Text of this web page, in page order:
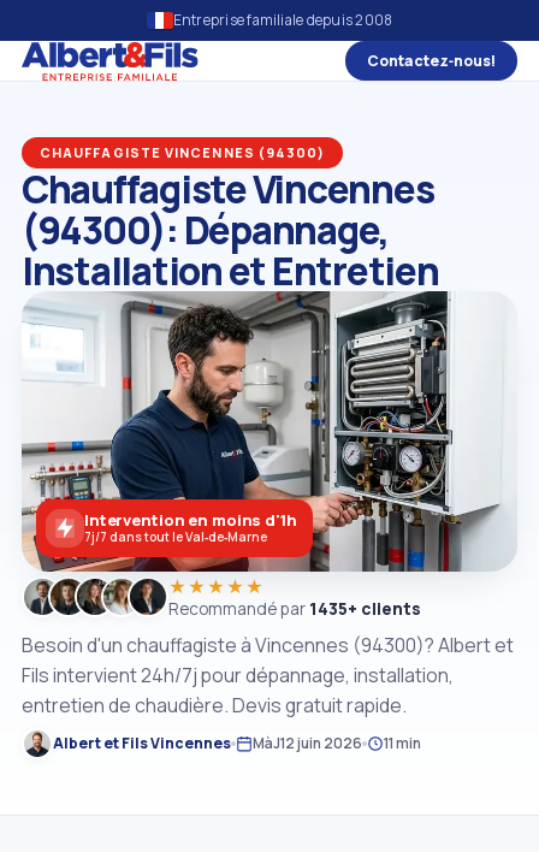
Entreprise familiale depuis 2008
Contactez‑nous!
CHAUFFAGISTE VINCENNES (94300)
Chauffagiste Vincennes
(94300): Dépannage,
Installation et Entretien
Besoin d'un chauffagiste à Vincennes (94300)? Albert et
Fils intervient 24h/7j pour dépannage, installation,
entretien de chaudière. Devis gratuit rapide.
Albert et Fils Vincennes MàJ12 juin 2026 11 min
★★★★★
Recommandé par 1435+ clients
Intervention en moins d'1h
7j/7 dans tout le Val‑de‑Marne